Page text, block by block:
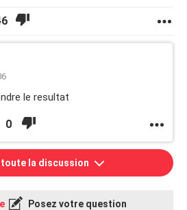
le resultat
0
la discussion
Posez votre question